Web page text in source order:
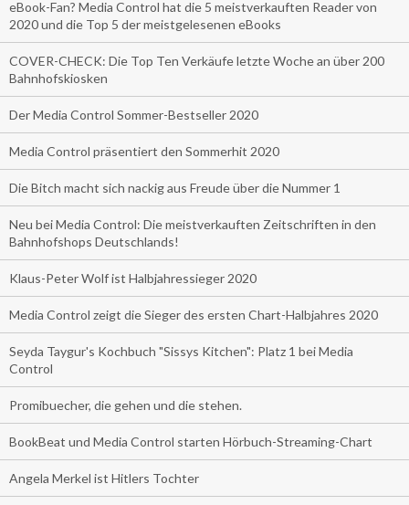
eBook-Fan? Media Control hat die 5 meistverkauften Reader von
2020 und die Top 5 der meistgelesenen eBooks
COVER-CHECK: Die Top Ten Verkäufe letzte Woche an über 200
Bahnhofskiosken
Der Media Control Sommer-Bestseller 2020
Media Control präsentiert den Sommerhit 2020
Die Bitch macht sich nackig aus Freude über die Nummer 1
Neu bei Media Control: Die meistverkauften Zeitschriften in den
Bahnhofshops Deutschlands!
Klaus-Peter Wolf ist Halbjahressieger 2020
Media Control zeigt die Sieger des ersten Chart-Halbjahres 2020
Seyda Taygur's Kochbuch "Sissys Kitchen": Platz 1 bei Media
Control
Promibuecher, die gehen und die stehen.
BookBeat und Media Control starten Hörbuch-Streaming-Chart
Angela Merkel ist Hitlers Tochter